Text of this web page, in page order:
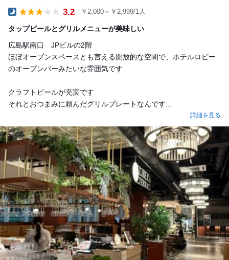
3.2 ￥2,000～￥2,999/1人
タップビールとグリルメニューが美味しい
広島駅南口 JPビルの2階
ほぼオープンスペースとも言える開放的な空間で、ホテルロビー
のオープンバーみたいな雰囲気です
クラフトビールが充実です
それとおつまみに頼んだグリルプレートなんです...
詳細を見る